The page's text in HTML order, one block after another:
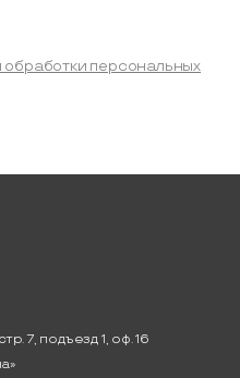
обработки персональных
7, подъезд 1, оф. 16